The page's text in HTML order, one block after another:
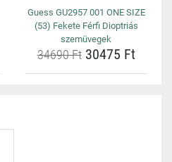
Guess GU2957 001 ONE SIZE
(53) Fekete Férfi Dioptriás
szemüvegek
34690 Ft30475 Ft